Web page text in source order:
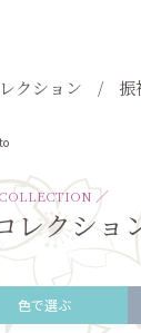
クション 振
／
レクショ
色で選ぶ